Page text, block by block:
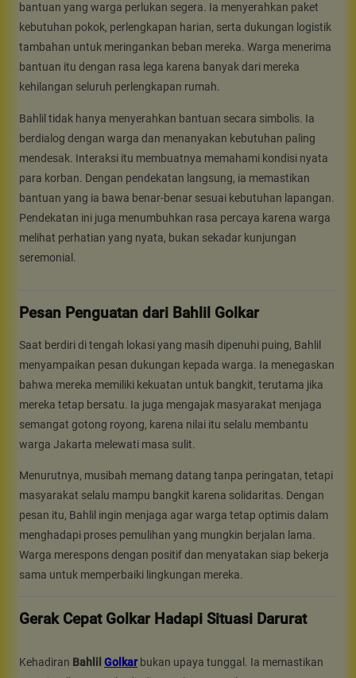
bantuan yang warga perlukan segera. Ia menyerahkan paket
kebutuhan pokok, perlengkapan harian, serta dukungan logistik
tambahan untuk meringankan beban mereka. Warga menerima
bantuan itu dengan rasa lega karena banyak dari mereka
kehilangan seluruh perlengkapan rumah.
Bahlil tidak hanya menyerahkan bantuan secara simbolis. Ia
berdialog dengan warga dan menanyakan kebutuhan paling
mendesak. Interaksi itu membuatnya memahami kondisi nyata
para korban. Dengan pendekatan langsung, ia memastikan
bantuan yang ia bawa benar-benar sesuai kebutuhan lapangan.
Pendekatan ini juga menumbuhkan rasa percaya karena warga
melihat perhatian yang nyata, bukan sekadar kunjungan
seremonial.
Pesan Penguatan dari Bahlil Golkar
Saat berdiri di tengah lokasi yang masih dipenuhi puing, Bahlil
menyampaikan pesan dukungan kepada warga. Ia menegaskan
bahwa mereka memiliki kekuatan untuk bangkit, terutama jika
mereka tetap bersatu. Ia juga mengajak masyarakat menjaga
semangat gotong royong, karena nilai itu selalu membantu
warga Jakarta melewati masa sulit.
Menurutnya, musibah memang datang tanpa peringatan, tetapi
masyarakat selalu mampu bangkit karena solidaritas. Dengan
pesan itu, Bahlil ingin menjaga agar warga tetap optimis dalam
menghadapi proses pemulihan yang mungkin berjalan lama.
Warga merespons dengan positif dan menyatakan siap bekerja
sama untuk memperbaiki lingkungan mereka.
Gerak Cepat Golkar Hadapi Situasi Darurat
Kehadiran Bahlil Golkarbukan upaya tunggal. Ia memastikan